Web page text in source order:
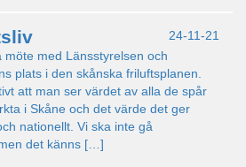
24-11-21
möte med Länsstyrelsen och
plats i den skånska friluftsplanen.
att man ser värdet av alla de spår
i Skåne och det värde det ger
nationellt. Vi ska inte gå
det känns […]